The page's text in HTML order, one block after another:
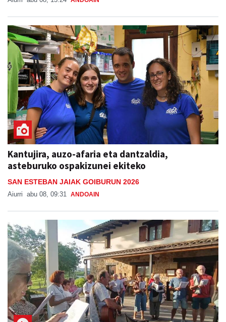
Kantujira, auzo-afaria eta dantzaldia,
asteburuko ospakizunei ekiteko
SAN ESTEBAN JAIAK GOIBURUN 2026
Aiurri abu 08, 09:31 ANDOAIN